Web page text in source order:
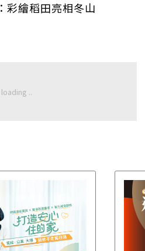
彩繪稻田亮相冬山